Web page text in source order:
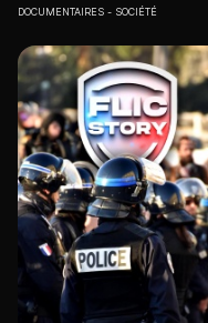
DOCUMENTAIRES SOCIÉTÉ